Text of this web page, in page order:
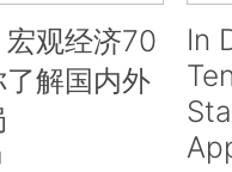
观经济70
解国内外
In